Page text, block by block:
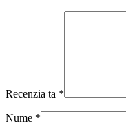
Recenzia ta *
Nume *